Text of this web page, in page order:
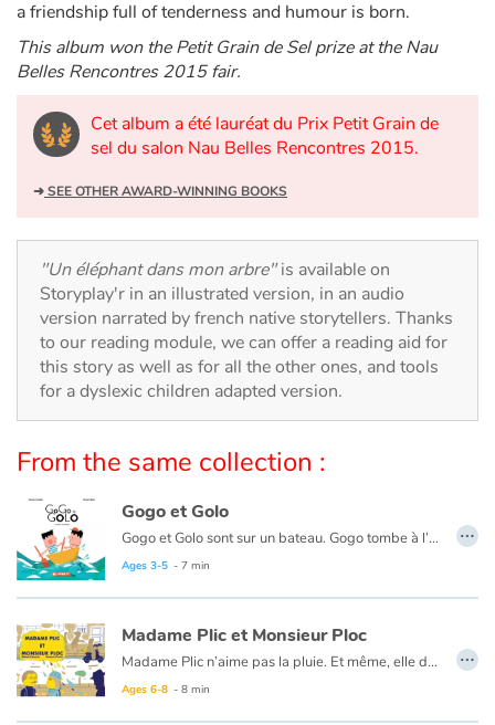
The animals
Travel, epic, investigation, adventure
Around the world
Learning
Arts, space, activities
Documentaries
With the family
Daily life and hobbies
At school
Festivals and events
Love and friendship
Emotions and feelings
a friendship full of tenderness and humour is born.
This album won the Petit Grain de Sel prize at the Nau
Belles Rencontres 2015 fair.
Cet album a été lauréat du Prix Petit Grain de
sel du salon Nau Belles Rencontres 2015.
➜SEE OTHER AWARD-WINNING BOOKS
"Un éléphant dans mon arbre"is available on
Storyplay'r in an illustrated version, in an audio
version narrated by french native storytellers. Thanks
to our reading module, we can offer a reading aid for
this story as well as for all the other ones, and tools
for a dyslexic children adapted version.
From the same collection :
Gogo et Golo
Gogo et Golo sont sur un bateau. Gogo tombe à l’eau. Qui reste ? Golo seul sur le bateau cherche Gogo dans les flots, quand surgit un cachalot. Une fantaisie littéraire pleine d’humour et de couleurs. Soyez attentifs, ne perdez pas de vue les personnages !
Ages 3-5 - 7 min
…
Madame Plic et Monsieur Ploc
Madame Plic n’aime pas la pluie. Et même, elle déteste la pluie ! À chaque averse, des fuites d’eau se transforment en flaques d’eau sur son parquet et inondent son salon. En plus, ce jour là, l’eau déborde chez son voisin, Monsieur Ploc qui n’est pas très content !
Ages 6-8 - 8 min
…